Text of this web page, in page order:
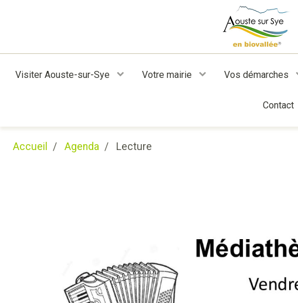
Visiter Aouste-sur-Sye Votre mairie Vos démarches
Contact
Accueil Agenda Lecture